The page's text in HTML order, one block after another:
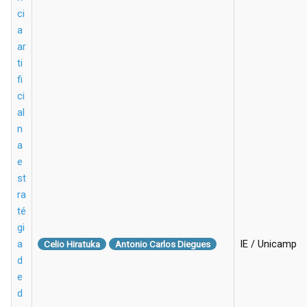
ci
a
ar
ti
fi
ci
al
n
a
e
st
ra
té
gi
a
d
e
d
Celio Hiratuka Antonio Carlos Diegues IE / Unicamp